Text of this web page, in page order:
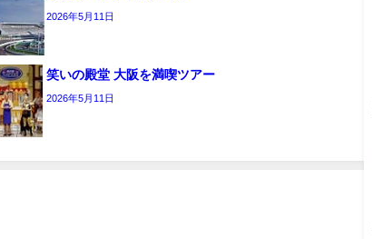
2026年5月11日
笑いの殿堂 大阪を満喫ツアー
2026年5月11日